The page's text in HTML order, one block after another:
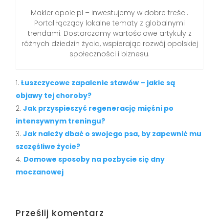
Makler.opole.pl – inwestujemy w dobre treści.
Portal łączący lokalne tematy z globalnymi
trendami. Dostarczamy wartościowe artykuły z
różnych dziedzin życia, wspierając rozwój opolskiej
społeczności i biznesu.
Łuszczycowe zapalenie stawów – jakie są
objawy tej choroby?
Jak przyspieszyć regenerację mięśni po
intensywnym treningu?
Jak należy dbać o swojego psa, by zapewnić mu
szczęśliwe życie?
Domowe sposoby na pozbycie się dny
moczanowej
Prześlij komentarz